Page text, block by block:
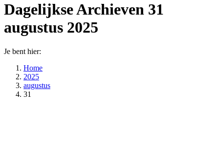
Dagelijkse Archieven 31
augustus 2025
Je bent hier:
Home
2025
augustus
31